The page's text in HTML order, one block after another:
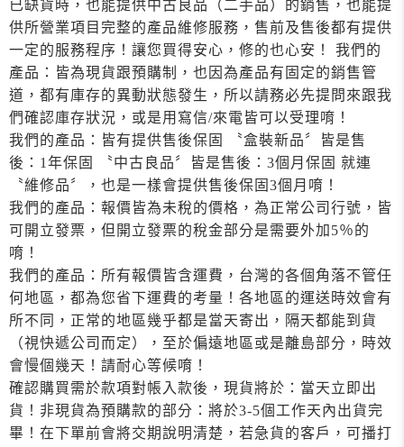
已缺貨時，也能提供中古良品（二手品）的銷售，也能提
供所營業項目完整的產品維修服務，售前及售後都有提供
一定的服務程序！讓您買得安心，修的也心安！ 我們的
產品：皆為現貨跟預購制，也因為產品有固定的銷售管
道，都有庫存的異動狀態發生，所以請務必先提問來跟我
們確認庫存狀況，或是用寫信/來電皆可以受理唷！
我們的產品：皆有提供售後保固 〝盒裝新品〞皆是售
後：1年保固 〝中古良品〞皆是售後：3個月保固 就連
〝維修品〞，也是一樣會提供售後保固3個月唷！
我們的產品：報價皆為未稅的價格，為正常公司行號，皆
可開立發票，但開立發票的稅金部分是需要外加5％的
唷！
我們的產品：所有報價皆含運費，台灣的各個角落不管任
何地區，都為您省下運費的考量！各地區的運送時效會有
所不同，正常的地區幾乎都是當天寄出，隔天都能到貨
（視快遞公司而定），至於偏遠地區或是離島部分，時效
會慢個幾天！請耐心等候唷！
確認購買需於款項對帳入款後，現貨將於：當天立即出
貨！非現貨為預購款的部分：將於3-5個工作天內出貨完
畢！在下單前會將交期說明清楚，若急貨的客戶，可播打